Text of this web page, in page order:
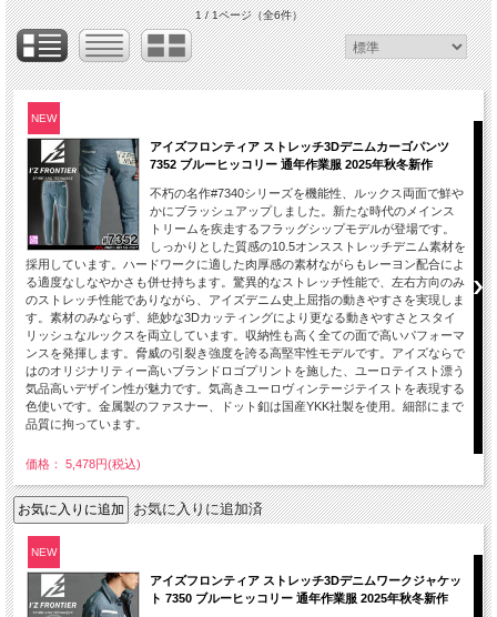
1 / 1ページ（全6件）
NEW
アイズフロンティア ストレッチ3Dデニムカーゴパンツ
7352 ブルーヒッコリー 通年作業服 2025年秋冬新作
不朽の名作#7340シリーズを機能性、ルックス両面で鮮や
かにブラッシュアップしました。新たな時代のメインス
トリームを疾走するフラッグシップモデルが登場です。
しっかりとした質感の10.5オンスストレッチデニム素材を
採用しています。ハードワークに適した肉厚感の素材ながらもレーヨン配合によ
る適度なしなやかさも併せ持ちます。驚異的なストレッチ性能で、左右方向のみ
のストレッチ性能でありながら、アイズデニム史上屈指の動きやすさを実現しま
す。素材のみならず、絶妙な3Dカッティングにより更なる動きやすさとスタイ
リッシュなルックスを両立しています。収納性も高く全ての面で高いパフォーマ
ンスを発揮します。脅威の引裂き強度を誇る高堅牢性モデルです。アイズならで
はのオリジナリティー高いブランドロゴプリントを施した、ユーロテイスト漂う
気品高いデザイン性が魅力です。気高きユーロヴィンテージテイストを表現する
色使いです。金属製のファスナー、ドット釦は国産YKK社製を使用。細部にまで
品質に拘っています。
価格： 5,478円(税込)
お気に入りに追加済
NEW
アイズフロンティア ストレッチ3Dデニムワークジャケッ
ト 7350 ブルーヒッコリー 通年作業服 2025年秋冬新作